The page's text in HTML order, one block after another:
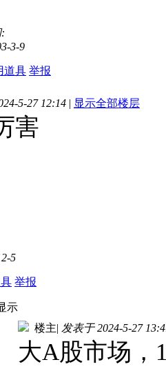
3-9
道具 举报
5-27 12:14 | 显示全部楼层
害
5
举报
楼主| 发表于 2024-5-27
大A股市场，